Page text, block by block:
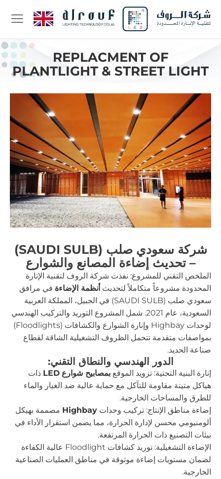
REPLACMENT OF
PLANTLIGHT & STREET LIGHT
شركة سعودي صلب (SAUDI SULB)
– تحديث إضاءة المصانع والشوارع
الملخص التقني للمشروع: نفذت شركة الروف لتقنية الإنارة
المحدودة مشروعاً متكاملاً لتحديث أنظمة الإضاءة في مرافق
سعودي صلب (SAUDI SULB) في الجبيل، المملكة العربية
السعودية، عام 2021. شمل المشروع التوريد والتركيب الهندسي
لوحدات Highbay وإنارة الشوارع والكشافات (Floodlights)
بمواصفات متقدمة تتحمل الظروف التشغيلية الشاقة لقطاع
صناعة الحديد.
الدور الهندسي والنطاق التقني:
إنارة البنية التحتية: تزويد الموقع بمصابيح شوارع LED ذات
هياكل متينة مقاومة للتآكل مع حماية عالية ضد الغبار والماء
للطرق والمساحات الخارجية.
إضاءة مناطق الإنتاج: تركيب وحدات Highbay مصممة بهيكل
ألومنيومي محسن لإدارة الحرارة، مما يضمن استقرار الأداء في
بيئات التصنيع ذات الحرارة المرتفعة.
الإضاءة التشغيلية: توريد كشافات Floodlight عالية الكفاءة
لضمان مستويات إضاءة موثوقة في مناطق العمليات الصناعية
الخارجية.